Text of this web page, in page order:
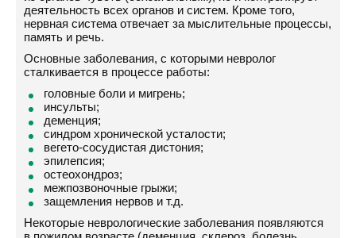
деятельность всех органов и систем. Кроме того,
нервная система отвечает за мыслительные процессы,
память и речь.
Основные заболевания, с которыми невролог
сталкивается в процессе работы:
головные боли и мигрень;
инсульты;
деменция;
синдром хронической усталости;
вегето-сосудистая дистония;
эпилепсия;
остеохондроз;
межпозвоночные грыжи;
защемления нервов и т.д.
Некоторые неврологические заболевания появляются